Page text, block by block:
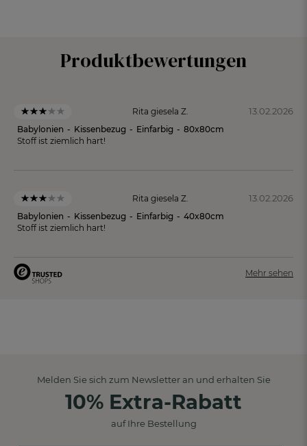
Produktbewertungen
Rita giesela Z. 13.02.2026
Babylonien - Kissenbezug - Einfarbig - 80x80cm
Stoff ist ziemlich hart!
Rita giesela Z. 13.02.2026
Babylonien - Kissenbezug - Einfarbig - 40x80cm
Stoff ist ziemlich hart!
Mehr sehen
Melden Sie sich zum Newsletter an und erhalten Sie
10% Extra-Rabatt
auf Ihre Bestellung